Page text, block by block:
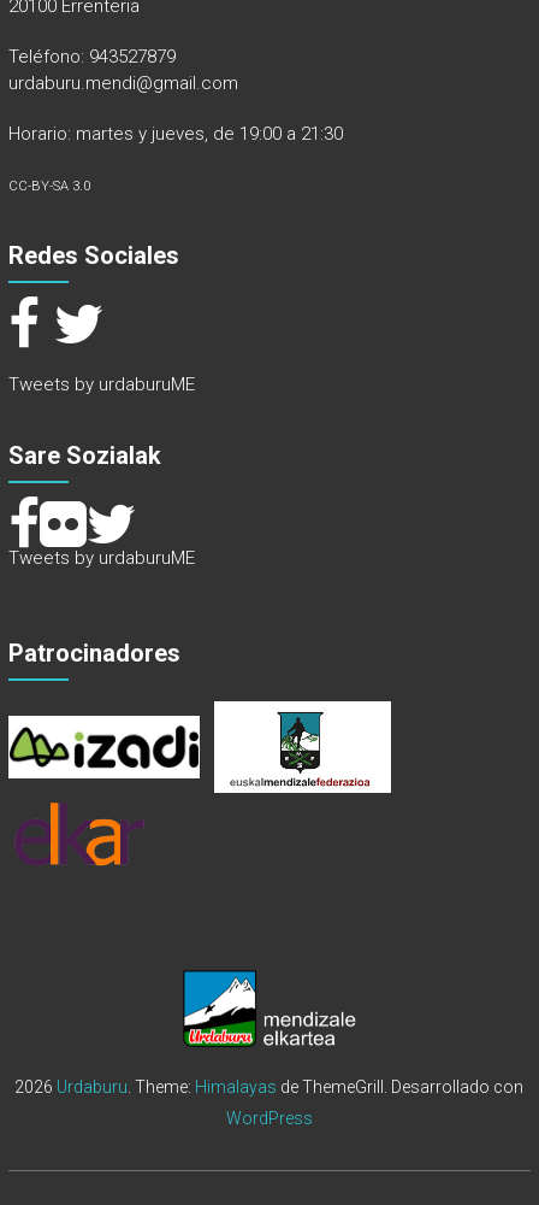
20100 Errenteria
Teléfono: 943527879
urdaburu.mendi@gmail.com
Horario: martes y jueves, de 19:00 a 21:30
CC-BY-SA 3.0
Redes Sociales
Tweets by urdaburuME
Sare Sozialak
Tweets by urdaburuME
Patrocinadores
2026 Urdaburu . Theme: Himalayas de ThemeGrill. Desarrollado con
WordPress